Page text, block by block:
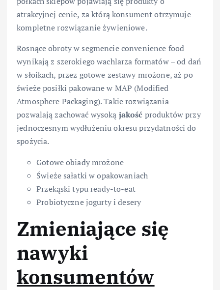
atrakcyjnej cenie, za którą konsument otrzymuje
kompletne rozwiązanie żywieniowe.
Rosnące obroty w segmencie convenience food
wynikają z szerokiego wachlarza formatów – od dań
w słoikach, przez gotowe zestawy mrożone, aż po
świeże posiłki pakowane w MAP (Modified
Atmosphere Packaging). Takie rozwiązania
pozwalają zachować wysoką jakość produktów przy
jednoczesnym wydłużeniu okresu przydatności do
spożycia.
Gotowe obiady mrożone
Świeże sałatki w opakowaniach
Przekąski typu ready-to-eat
Probiotyczne jogurty i desery
Zmieniające się
nawyki
konsumentów